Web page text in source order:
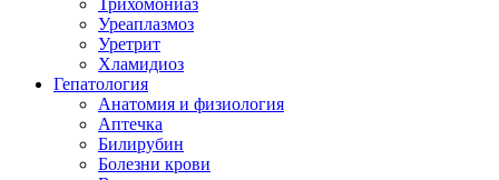
Трихомониаз
Уреаплазмоз
Уретрит
Хламидиоз
Гепатология
Анатомия и физиология
Аптечка
Билирубин
Болезни крови